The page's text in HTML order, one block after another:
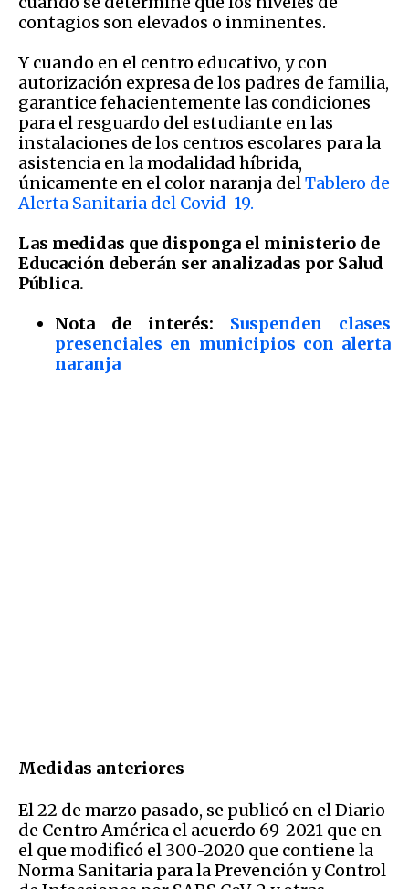
contagios son elevados o inminentes.
Y cuando en el centro educativo, y con
autorización expresa de los padres de familia,
garantice fehacientemente las condiciones
para el resguardo del estudiante en las
instalaciones de los centros escolares para la
asistencia en la modalidad híbrida,
únicamente en el color naranja delTablero de
Alerta Sanitaria del Covid-19.
Las medidas que disponga el ministerio de
Educación deberán ser analizadas por Salud
Pública.
Nota de interés: Suspenden clases
presenciales en municipios con alerta
naranja
Medidas anteriores
El 22 de marzo pasado, se publicó en el Diario
de Centro América el acuerdo 69-2021 que en
el que modificó el 300-2020 que contiene la
Norma Sanitaria para la Prevención y Control